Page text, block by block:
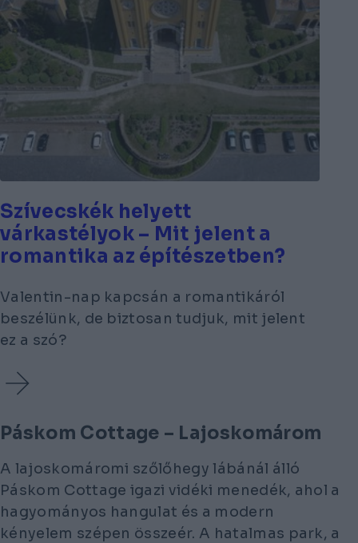
Szívecskék helyett
várkastélyok – Mit jelent a
romantika az építészetben?
Valentin-nap kapcsán a romantikáról
beszélünk, de biztosan tudjuk, mit jelent
ez a szó?
Páskom Cottage – Lajoskomárom
A lajoskomáromi szőlőhegy lábánál álló
Páskom Cottage igazi vidéki menedék, ahol a
hagyományos hangulat és a modern
kényelem szépen összeér. A hatalmas park, a